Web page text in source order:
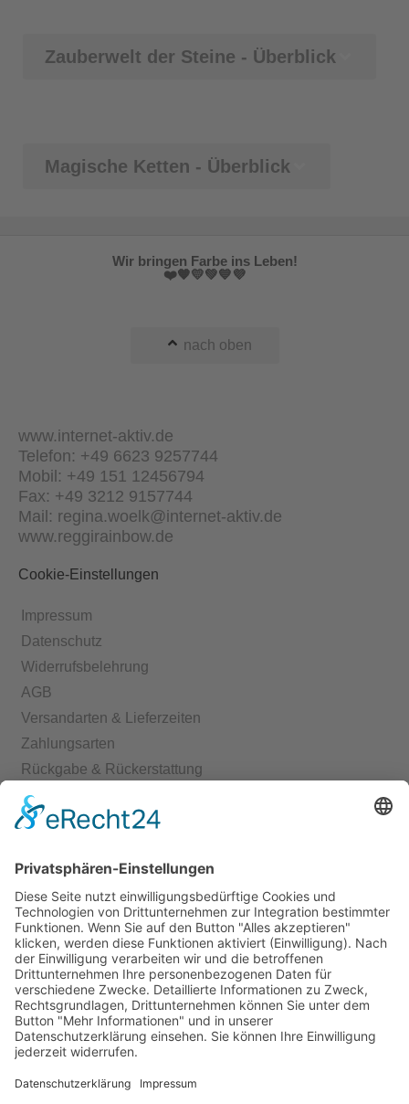
Zauberwelt der Steine - Überblick
Magische Ketten - Überblick
Wir bringen Farbe ins Leben!
❤️🧡💛💚💙💜
nach oben
www.internet-aktiv.de
Telefon: +49 6623 9257744
Mobil: +49 151 12456794
Fax: +49 3212 9157744
Mail: regina.woelk@internet-aktiv.de
www.reggirainbow.de
Cookie-Einstellungen
Impressum
Datenschutz
Widerrufsbelehrung
AGB
Versandarten & Lieferzeiten
Zahlungsarten
Rückgabe & Rückerstattung
Echtheit von Bewertungen
Kontakt
Shop
Mein Konto
Warenkorb
Kasse
Vertrag widerrufen